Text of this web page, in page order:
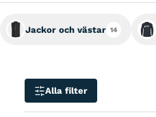
Jackor och västar 14
Alla filter